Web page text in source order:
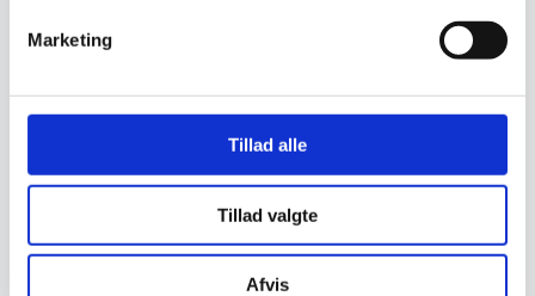
Marketing
Tillad alle
Tillad valgte
Afvis
Sundhedsmiljø
Ozonmaskiner
Trafiksikkerhed
Afspærring
Trafikspejle
Vejbump
Vejmarkering
Vejmaling